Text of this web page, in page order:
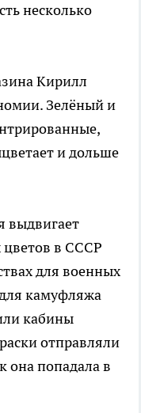
несколько
Кирилл
Зелёный и
и дольше
выдвигает
цветов в СССР
для военных
камуфляжа
кабины
отправляли
она попадала в